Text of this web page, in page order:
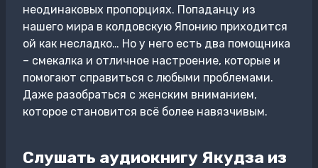
неодинаковых пропорциях. Попаданцу из
нашего мира в колдовскую Японию приходится
ой как несладко… Но у него есть два помощника
– смекалка и отличное настроение, которые и
помогают справиться с любыми проблемами.
Даже разобраться с женским вниманием,
которое становится всё более навязчивым.
Слушать аудиокнигу Якудза из